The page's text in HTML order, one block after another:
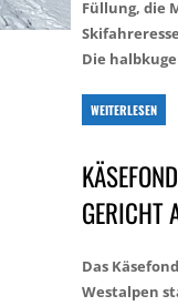
Füllung, die
Die
WEITERLESEN
GERICHT
Das
Westalpen